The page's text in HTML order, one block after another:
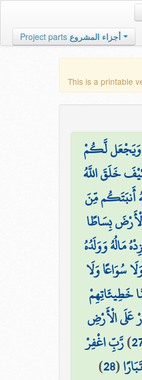
Project parts أجزاء المشروع
This is a printable
وَيَجْعَل لَّكُمْ
خَلَقَ اللَّهُ
أَنبَتَكُم مِّنَ
بِسَاطًا
مَالُهُ وَوَلَدُهُ
سُوَاعًا وَلَا
خَطِيئَاتِهِمْ
عَلَى الْأَرْضِ
)رَّبِّ اغْفِرْ
(
28
)